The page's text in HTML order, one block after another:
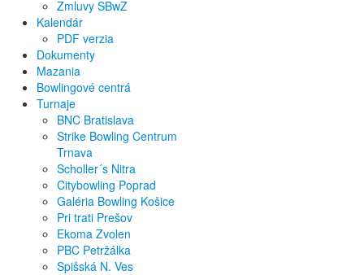
Zmluvy SBwZ
Kalendár
PDF verzia
Dokumenty
Mazania
Bowlingové centrá
Turnaje
BNC Bratislava
Strike Bowling Centrum
Trnava
Scholler´s Nitra
Citybowling Poprad
Galéria Bowling Košice
Pri trati Prešov
Ekoma Zvolen
PBC Petržálka
Spišská N. Ves